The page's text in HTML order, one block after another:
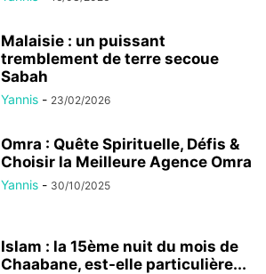
Malaisie : un puissant
tremblement de terre secoue
Sabah
Yannis - 23/02/2026
Omra : Quête Spirituelle, Défis &
Choisir la Meilleure Agence Omra
Yannis - 30/10/2025
Islam : la 15ème nuit du mois de
Chaabane, est-elle particulière...